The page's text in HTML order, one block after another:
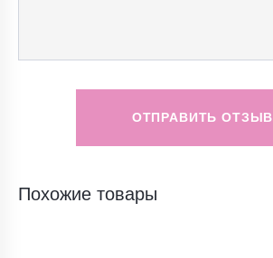
ОТПРАВИТЬ ОТЗЫВ
Похожие товары